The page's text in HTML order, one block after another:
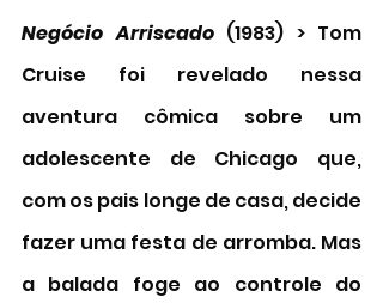
Negócio Arriscado (1983) > Tom
Cruise foi revelado nessa
aventura cômica sobre um
adolescente de Chicago que,
com os pais longe de casa, decide
fazer uma festa de arromba. Mas
a balada foge ao controle do